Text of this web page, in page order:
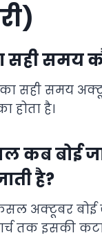
सही समय
का सही समय
होता है।
कब बोई
है?
अक्टूबर बोई
तक इसकी